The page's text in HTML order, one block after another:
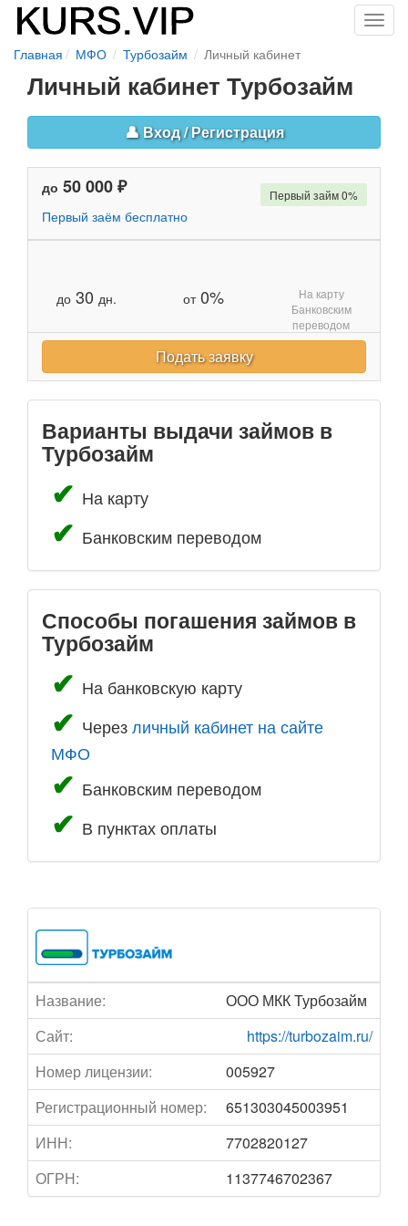
Главная МФО Турбозайм Личный кабинет
Личный кабинет Турбозайм
👤 Вход / Региcтрация
до 50 000 ₽
Первый заём бесплатно
до 30 дн. от0%
Первый займ 0%
На карту
Банковским
переводом
Подать заявку
Варианты выдачи займов в
Турбозайм
На карту
Банковским переводом
Способы погашения займов в
Турбозайм
На банковскую карту
Черезличный кабинет на сайте
МФО
Банковским переводом
В пунктах оплаты
Название:
ООО МКК Турбозайм
Сайт:
https://turbozaim.ru/
Номер лицензии:
005927
Регистрационный номер:
651303045003951
ИНН:
7702820127
ОГРН:
1137746702367